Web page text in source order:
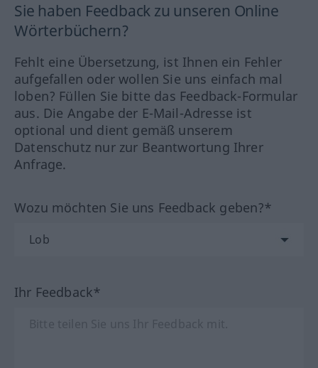
Sie haben Feedback zu unseren Online
Wörterbüchern?
Fehlt eine Übersetzung, ist Ihnen ein Fehler
aufgefallen oder wollen Sie uns einfach mal
loben? Füllen Sie bitte das Feedback-Formular
aus. Die Angabe der E-Mail-Adresse ist
optional und dient gemäß unserem
Datenschutz nur zur Beantwortung Ihrer
Anfrage.
Wozu möchten Sie uns Feedback geben?*
Ihr Feedback*